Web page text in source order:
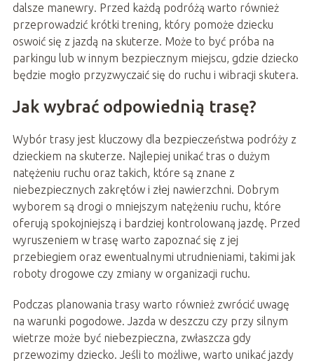
dalsze manewry. Przed każdą podróżą warto również
przeprowadzić krótki trening, który pomoże dziecku
oswoić się z jazdą na skuterze. Może to być próba na
parkingu lub w innym bezpiecznym miejscu, gdzie dziecko
będzie mogło przyzwyczaić się do ruchu i wibracji skutera.
Jak wybrać odpowiednią trasę?
Wybór trasy jest kluczowy dla bezpieczeństwa podróży z
dzieckiem na skuterze. Najlepiej unikać tras o dużym
natężeniu ruchu oraz takich, które są znane z
niebezpiecznych zakrętów i złej nawierzchni. Dobrym
wyborem są drogi o mniejszym natężeniu ruchu, które
oferują spokojniejszą i bardziej kontrolowaną jazdę. Przed
wyruszeniem w trasę warto zapoznać się z jej
przebiegiem oraz ewentualnymi utrudnieniami, takimi jak
roboty drogowe czy zmiany w organizacji ruchu.
Podczas planowania trasy warto również zwrócić uwagę
na warunki pogodowe. Jazda w deszczu czy przy silnym
wietrze może być niebezpieczna, zwłaszcza gdy
przewozimy dziecko. Jeśli to możliwe, warto unikać jazdy